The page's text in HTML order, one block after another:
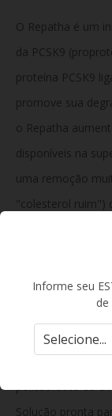
O Repatha é um
da PCSK9
proteína PCSK9
promove sua
o Repatha
disponíveis na
uma remoção
"colesterol ruim")
Composição:
Cada 1 mL da
polissorbato 80 e
Solução pronta
Informe seu